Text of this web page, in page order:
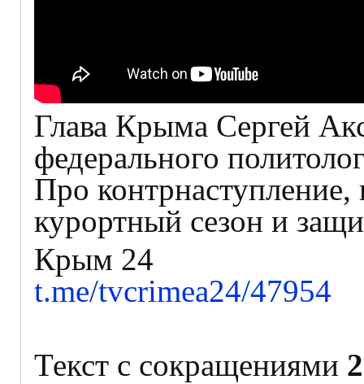
Глава Крыма Сергей
федерального
Про
курортный сезон и
Крым 24
t.me/tvcrimea24/47954
Текст с сокращениями